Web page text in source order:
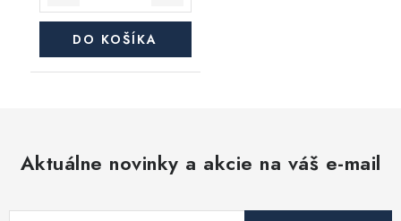
DO KOŠÍKA
Aktuálne novinky a akcie na váš e-mail